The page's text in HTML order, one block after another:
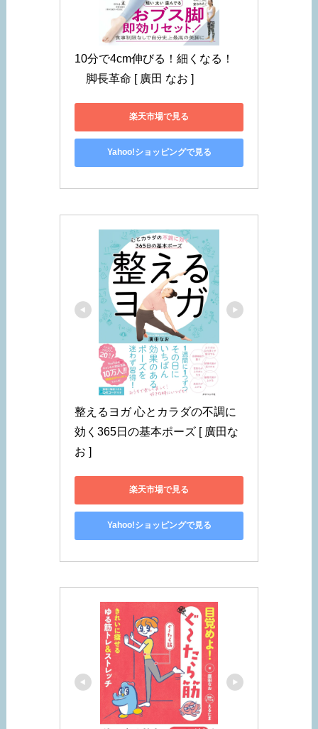
10分で4cm伸びる！細くなる！
脚長革命 [ 廣田 なお ]
楽天市場で見る
Yahoo!ショッピングで見る
整えるヨガ 心とカラダの不調に
効く365日の基本ポーズ [ 廣田な
お ]
楽天市場で見る
Yahoo!ショッピングで見る